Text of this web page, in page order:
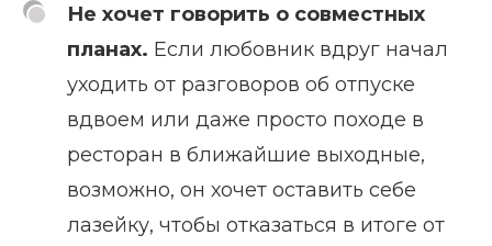
Не хочет говорить о совместных
планах. Если любовник вдруг начал
уходить от разговоров об отпуске
вдвоем или даже просто походе в
ресторан в ближайшие выходные,
возможно, он хочет оставить себе
лазейку, чтобы отказаться в итоге от